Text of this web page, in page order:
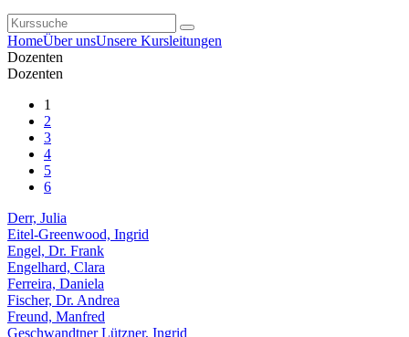
HomeÜber unsUnsere Kursleitungen
Dozenten
Dozenten
1
2
3
4
5
6
Derr, Julia
Eitel-Greenwood, Ingrid
Engel, Dr. Frank
Engelhard, Clara
Ferreira, Daniela
Fischer, Dr. Andrea
Freund, Manfred
Geschwandtner Lützner, Ingrid